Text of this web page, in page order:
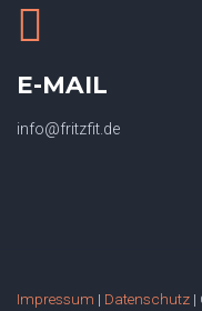
E-MAIL
info@fritzfit.de
Impressum | Datenschutz |